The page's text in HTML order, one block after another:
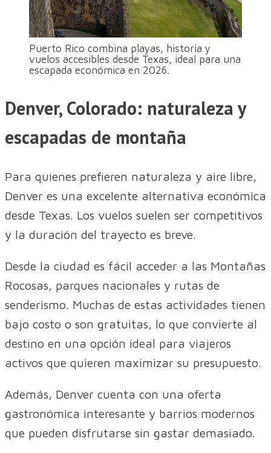
Puerto Rico combina playas, historia y
vuelos accesibles desde Texas, ideal para una
escapada económica en 2026.
Denver, Colorado: naturaleza y
escapadas de montaña
Para quienes prefieren naturaleza y aire libre,
Denver es una excelente alternativa económica
desde Texas. Los vuelos suelen ser competitivos
y la duración del trayecto es breve.
Desde la ciudad es fácil acceder a las Montañas
Rocosas, parques nacionales y rutas de
senderismo. Muchas de estas actividades tienen
bajo costo o son gratuitas, lo que convierte al
destino en una opción ideal para viajeros
activos que quieren maximizar su presupuesto.
Además, Denver cuenta con una oferta
gastronómica interesante y barrios modernos
que pueden disfrutarse sin gastar demasiado.